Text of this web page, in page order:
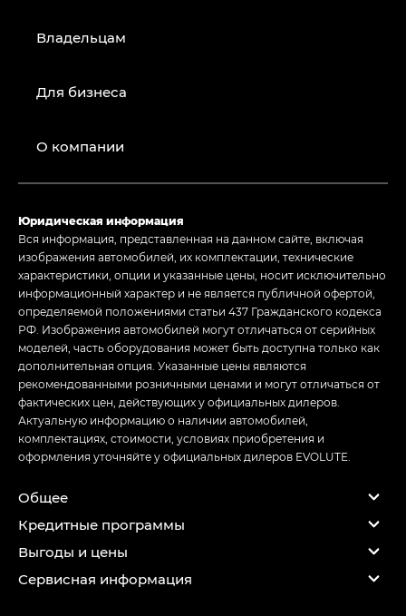
Владельцам
Для бизнеса
О компании
Юридическая информация
Вся информация, представленная на данном сайте, включая
изображения автомобилей, их комплектации, технические
характеристики, опции и указанные цены, носит исключительно
информационный характер и не является публичной офертой,
определяемой положениями статьи 437 Гражданского кодекса
РФ. Изображения автомобилей могут отличаться от серийных
моделей, часть оборудования может быть доступна только как
дополнительная опция. Указанные цены являются
рекомендованными розничными ценами и могут отличаться от
фактических цен, действующих у официальных дилеров.
Актуальную информацию о наличии автомобилей,
комплектациях, стоимости, условиях приобретения и
оформления уточняйте у официальных дилеров EVOLUTE.
Общее
Кредитные программы
Выгоды и цены
Сервисная информация